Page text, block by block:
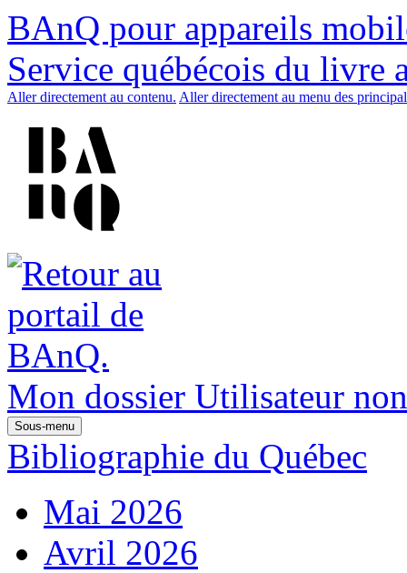
BAnQ pour appareils
Service québécois du livre
Aller directement au contenu. Aller directement au menu des
Mon dossier Utilisateur
Sous-menu
Bibliographie du Québec
Mai 2026
Avril 2026